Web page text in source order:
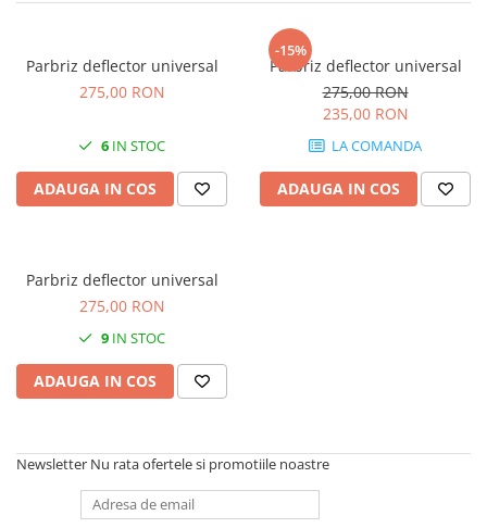
Parbriz deflector universal
275,00 RON
6 IN STOC
ADAUGA IN COS
-15%
Parbriz deflector universal
275,00 RON
235,00 RON
LA COMANDA
ADAUGA IN COS
Parbriz deflector universal
275,00 RON
9 IN STOC
ADAUGA IN COS
Newsletter Nu rata ofertele si promotiile noastre